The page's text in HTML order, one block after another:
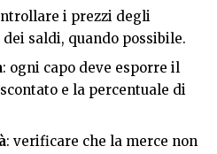
i prezzi degli
saldi, quando possibile.
: ogni capo deve esporre il
e la percentuale di
: verificare che la merce non